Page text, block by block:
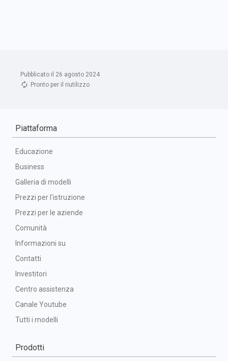
Pubblicato il 26 agosto 2024
Pronto per il riutilizzo
Piattaforma
Educazione
Business
Galleria di modelli
Prezzi per l'istruzione
Prezzi per le aziende
Comunità
Informazioni su
Contatti
Investitori
Centro assistenza
Canale Youtube
Tutti i modelli
Prodotti